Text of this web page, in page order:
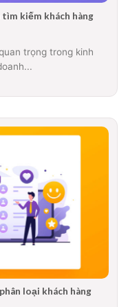
tìm kiếm khách hàng
trọng trong kinh
loại khách hàng